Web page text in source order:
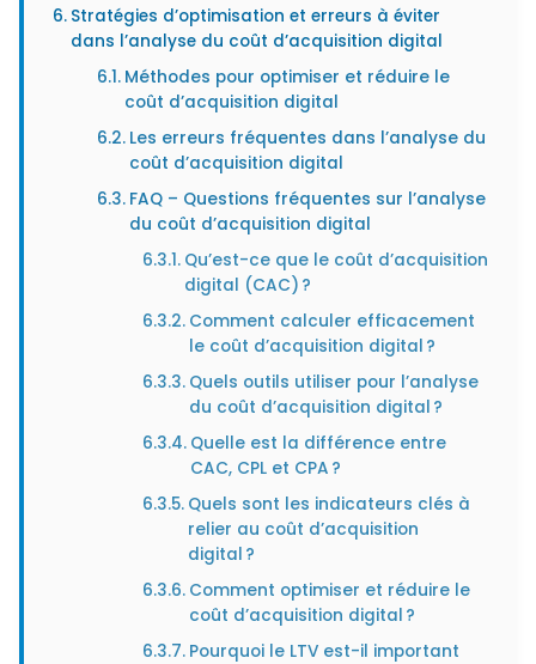
Stratégies d’optimisation et erreurs à éviter
dans l’analyse du coût d’acquisition digital
Méthodes pour optimiser et réduire le
coût d’acquisition digital
Les erreurs fréquentes dans l’analyse du
coût d’acquisition digital
FAQ – Questions fréquentes sur l’analyse
du coût d’acquisition digital
Qu’est-ce que le coût d’acquisition
digital (CAC) ?
Comment calculer efficacement
le coût d’acquisition digital ?
Quels outils utiliser pour l’analyse
du coût d’acquisition digital ?
Quelle est la différence entre
CAC, CPL et CPA ?
Quels sont les indicateurs clés à
relier au coût d’acquisition
digital ?
Comment optimiser et réduire le
coût d’acquisition digital ?
Pourquoi le LTV est-il important